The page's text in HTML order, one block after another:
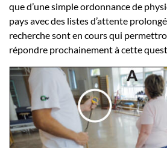
que d’une simple ordonnance de
pays avec des listes d’attente
recherche sont en cours qui
répondre prochainement à cette